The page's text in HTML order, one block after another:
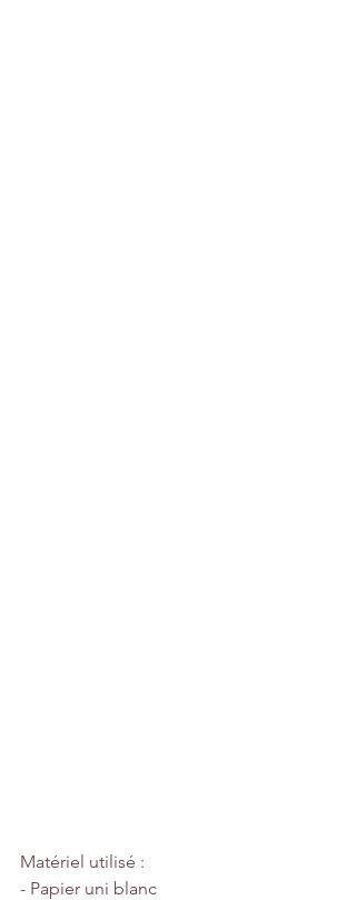
Matériel utilisé :
- Papier uni blanc